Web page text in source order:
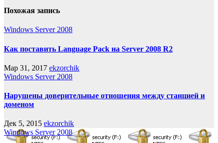
Похожая запись
Windows Server 2008
Как поставить Language Pack на Server 2008 R2
Мар 31, 2017 ekzorchik
Windows Server 2008
Нарушены доверительные отношения между станцией и
доменом
Дек 5, 2015 ekzorchik
Windows Server 2008